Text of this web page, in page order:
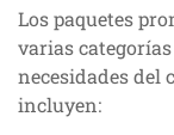
Los paquetes
varias
necesidades del
incluyen: